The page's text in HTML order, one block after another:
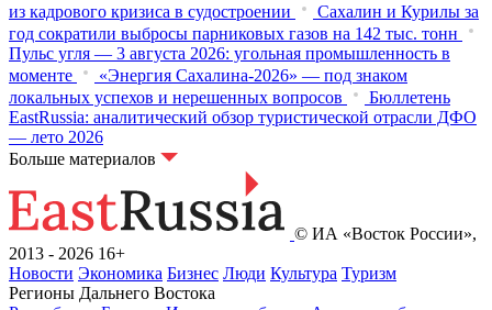
из кадрового кризиса в судостроении
Сахалин и Курилы за
год сократили выбросы парниковых газов на 142 тыс. тонн
Пульс угля — 3 августа 2026: угольная промышленность в
моменте
«Энергия Сахалина-2026» — под знаком
локальных успехов и нерешенных вопросов
Бюллетень
EastRussia: аналитический обзор туристической отрасли ДФО
— лето 2026
Больше материалов
© ИА «Восток России»,
2013 - 2026 16+
Новости Экономика Бизнес Люди Культура Туризм
Регионы Дальнего Востока